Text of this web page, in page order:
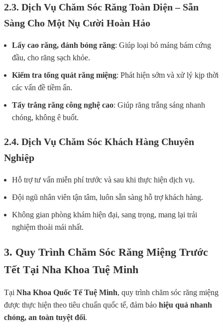
2.3. Dịch Vụ Chăm Sóc Răng Toàn Diện – Sẵn
Sàng Cho Một Nụ Cười Hoàn Hảo
Lấy cao răng, đánh bóng răng: Giúp loại bỏ mảng bám cứng
đầu, cho răng sạch khỏe.
Kiểm tra tổng quát răng miệng: Phát hiện sớm và xử lý kịp thời
các vấn đề tiềm ẩn.
Tẩy trắng răng công nghệ cao: Giúp răng trắng sáng nhanh
chóng, không ê buốt.
2.4. Dịch Vụ Chăm Sóc Khách Hàng Chuyên
Nghiệp
Hỗ trợ tư vấn miễn phí trước và sau khi thực hiện dịch vụ.
Đội ngũ nhân viên tận tâm, luôn sẵn sàng hỗ trợ khách hàng.
Không gian phòng khám hiện đại, sang trọng, mang lại trải
nghiệm thoải mái nhất.
3. Quy Trình Chăm Sóc Răng Miệng Trước
Tết Tại Nha Khoa Tuệ Minh
Tại Nha Khoa Quốc Tế Tuệ Minh, quy trình chăm sóc răng miệng
được thực hiện theo tiêu chuẩn quốc tế, đảm bảo hiệu quả nhanh
chóng, an toàn tuyệt đối.